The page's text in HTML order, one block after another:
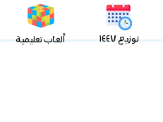
توزيع ١٤٤٧ ألعاب تعليمية